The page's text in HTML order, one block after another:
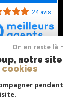
24 avis
Adhérents
On en reste là
notre site
pendant